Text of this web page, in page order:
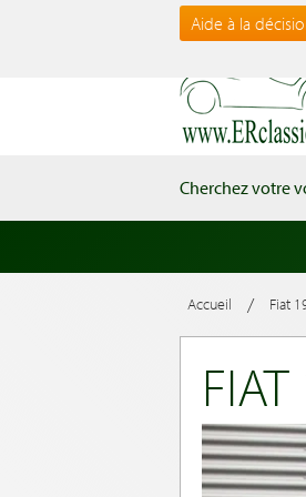
Aide à la
Cherchez votre
Accueil / Fiat